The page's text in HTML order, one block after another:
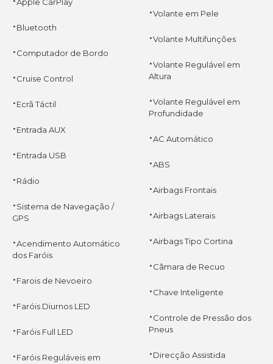
Apple CarPlay
·Bluetooth
·Computador de Bordo
·Cruise Control
·Ecrã Táctil
·Entrada AUX
·Entrada USB
·Rádio
·Sistema de Navegação /
GPS
·Acendimento Automático
dos Faróis
·Farois de Nevoeiro
·Faróis Diurnos LED
·Faróis Full LED
·Faróis Reguláveis em
·Volante em Pele
·Volante Multifunções
·Volante Regulável em
Altura
·Volante Regulável em
Profundidade
·AC Automático
·ABS
·Airbags Frontais
·Airbags Laterais
·Airbags Tipo Cortina
·Câmara de Recuo
·Chave Inteligente
·Controle de Pressão dos
Pneus
·Direcção Assistida